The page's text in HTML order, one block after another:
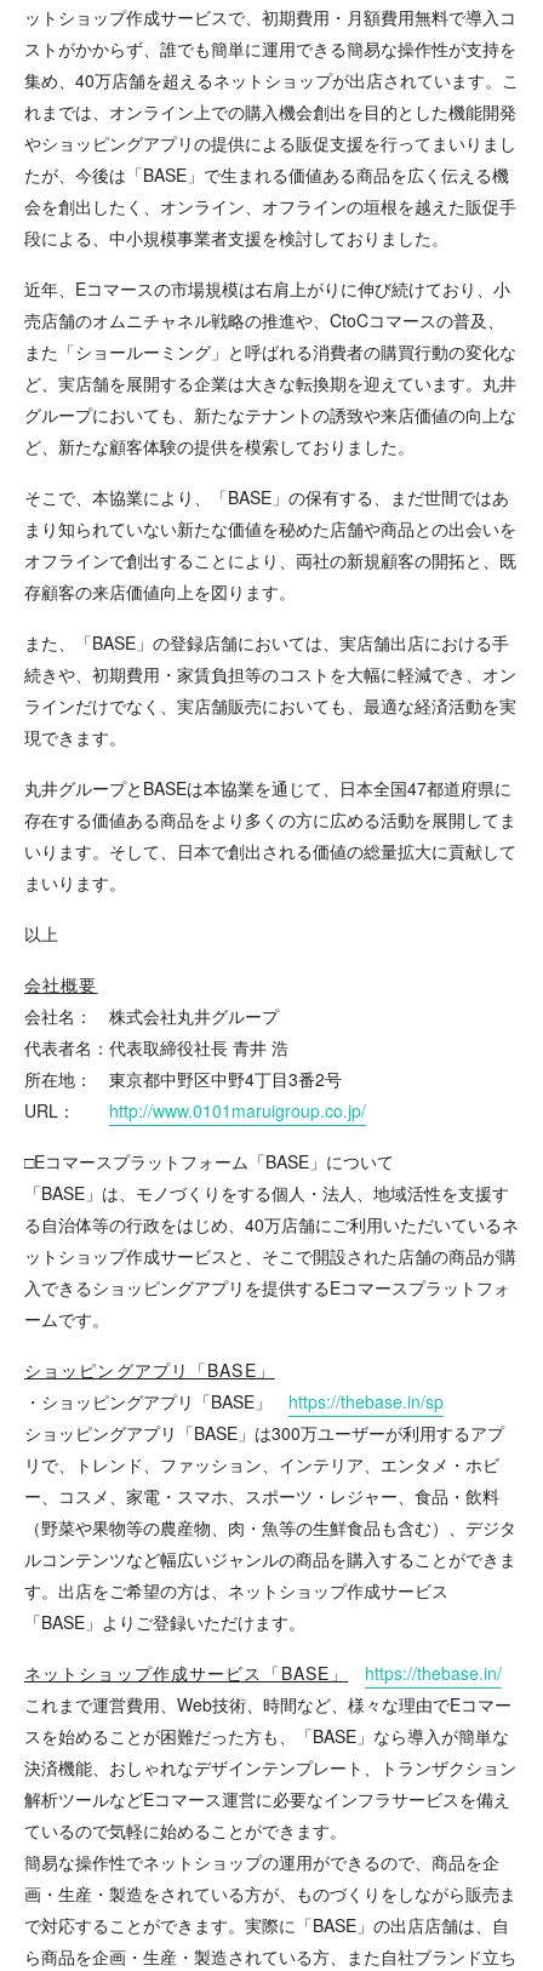
ットショップ作成サービスで、初期費用・月額費用無料で導入コ
ストがかからず、誰でも簡単に運用できる簡易な操作性が支持を
集め、40万店舗を超えるネットショップが出店されています。こ
れまでは、オンライン上での購入機会創出を目的とした機能開発
やショッピングアプリの提供による販促支援を行ってまいりまし
たが、今後は「BASE」で生まれる価値ある商品を広く伝える機
会を創出したく、オンライン、オフラインの垣根を越えた販促手
段による、中小規模事業者支援を検討しておりました。
近年、Eコマースの市場規模は右肩上がりに伸び続けており、小
売店舗のオムニチャネル戦略の推進や、CtoCコマースの普及、
また「ショールーミング」と呼ばれる消費者の購買行動の変化な
ど、実店舗を展開する企業は大きな転換期を迎えています。丸井
グループにおいても、新たなテナントの誘致や来店価値の向上な
ど、新たな顧客体験の提供を模索しておりました。
そこで、本協業により、「BASE」の保有する、まだ世間ではあ
まり知られていない新たな価値を秘めた店舗や商品との出会いを
オフラインで創出することにより、両社の新規顧客の開拓と、既
存顧客の来店価値向上を図ります。
また、「BASE」の登録店舗においては、実店舗出店における手
続きや、初期費用・家賃負担等のコストを大幅に軽減でき、オン
ラインだけでなく、実店舗販売においても、最適な経済活動を実
現できます。
丸井グループとBASEは本協業を通じて、日本全国47都道府県に
存在する価値ある商品をより多くの方に広める活動を展開してま
いります。そして、日本で創出される価値の総量拡大に貢献して
まいります。
以上
会社概要
会社名： 株式会社丸井グループ
代表者名：代表取締役社長 青井 浩
所在地： 東京都中野区中野4丁目3番2号
URL： http://www.0101maruigroup.co.jp/
□Eコマースプラットフォーム「BASE」について
「BASE」は、モノづくりをする個人・法人、地域活性を支援す
る自治体等の行政をはじめ、40万店舗にご利用いただいているネ
ットショップ作成サービスと、そこで開設された店舗の商品が購
入できるショッピングアプリを提供するEコマースプラットフォ
ームです。
ショッピングアプリ「BASE」
・ショッピングアプリ「BASE」 https://thebase.in/sp
ショッピングアプリ「BASE」は300万ユーザーが利用するアプ
リで、トレンド、ファッション、インテリア、エンタメ・ホビ
ー、コスメ、家電・スマホ、スポーツ・レジャー、食品・飲料
（野菜や果物等の農産物、肉・魚等の生鮮食品も含む）、デジタ
ルコンテンツなど幅広いジャンルの商品を購入することができま
す。出店をご希望の方は、ネットショップ作成サービス
「BASE」よりご登録いただけます。
ネットショップ作成サービス「BASE」
https://thebase.in/
これまで運営費用、Web技術、時間など、様々な理由でEコマー
スを始めることが困難だった方も、「BASE」なら導入が簡単な
決済機能、おしゃれなデザインテンプレート、トランザクション
解析ツールなどEコマース運営に必要なインフラサービスを備え
ているので気軽に始めることができます。
簡易な操作性でネットショップの運用ができるので、商品を企
画・生産・製造をされている方が、ものづくりをしながら販売ま
で対応することができます。実際に「BASE」の出店店舗は、自
ら商品を企画・生産・製造されている方、また自社ブランド立ち